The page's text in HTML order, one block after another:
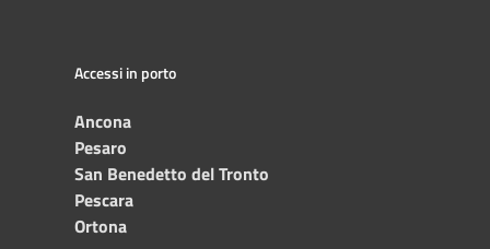
Accessi in porto
Ancona
Pesaro
San Benedetto del Tronto
Pescara
Ortona